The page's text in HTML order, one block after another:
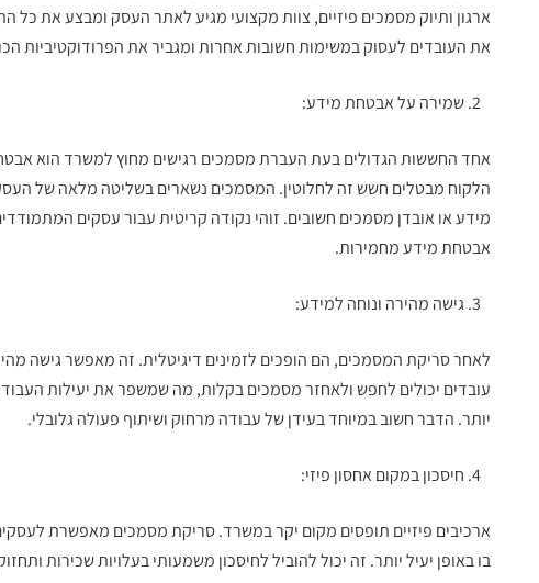
ארגון ותיוק מסמכים פיזיים, צוות מקצועי מגיע לאתר העסק ומבצע את כל
את העובדים לעסוק במשימות חשובות אחרות ומגביר את הפרודוקטיביות
שמירה על אבטחת מידע:
אחד החששות הגדולים בעת העברת מסמכים רגישים מחוץ למשרד הוא
הלקוח מבטלים חשש זה לחלוטין. המסמכים נשארים בשליטה מלאה של
מידע או אובדן מסמכים חשובים. זוהי נקודה קריטית עבור עסקים
אבטחת מידע מחמירות.
גישה מהירה ונוחה למידע:
לאחר סריקת המסמכים, הם הופכים לזמינים דיגיטלית. זה מאפשר גישה
עובדים יכולים לחפש ולאחזר מסמכים בקלות, מה שמשפר את יעילות
יותר. הדבר חשוב במיוחד בעידן של עבודה מרחוק ושיתוף פעולה גלובלי.
חיסכון במקום אחסון פיזי:
ארכיבים פיזיים תופסים מקום יקר במשרד.סריקת מסמכים מאפשרת
בו באופן יעיל יותר. זה יכול להוביל לחיסכון משמעותי בעלויות שכירות